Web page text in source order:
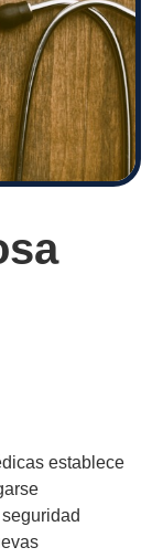
establece